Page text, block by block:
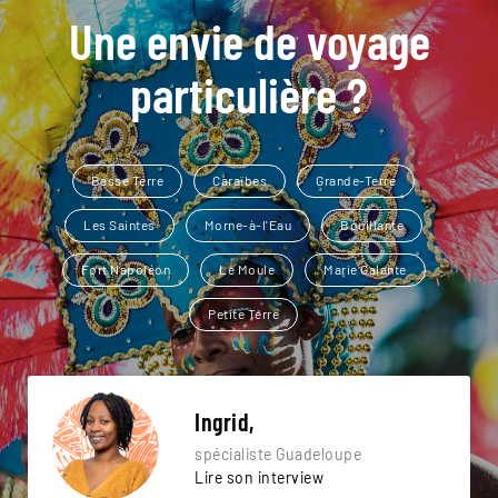
Une envie de voyage
particulière ?
Basse Terre Caraïbes Grande-Terre
Les Saintes Morne-à-l'Eau Bouillante
Fort Napoléon Le Moule Marie Galante
Petite Terre
Ingrid,
spécialiste Guadeloupe
Lire son interview